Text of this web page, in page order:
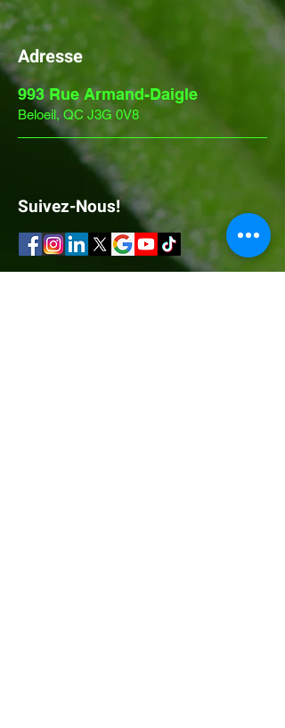
Adresse
993 Rue Armand-Daigle
Beloeil, QC J3G 0V8
Suivez-Nous!